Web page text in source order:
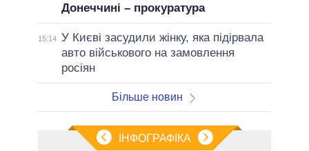
Донеччині – прокуратура
15:14 У Києві засудили жінку, яка підірвала
авто військового на замовлення
росіян
Більше новин
ІНФОГРАФІКА